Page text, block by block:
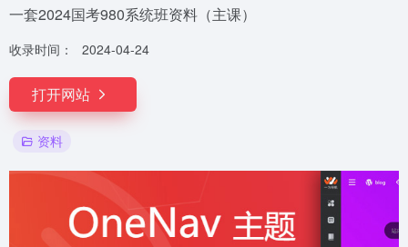
一套2024国考980系统班资料（主课）
收录时间： 2024-04-24
打开网站
资料